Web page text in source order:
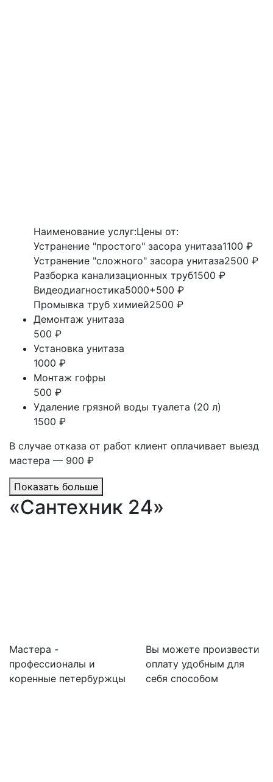
Наименование услуг:Цены от:
Устранение "простого" засора унитаза1100 ₽
Устранение "сложного" засора унитаза2500 ₽
Разборка канализационных труб1500 ₽
Видеодиагностика5000+500 ₽
Промывка труб химией2500 ₽
Демонтаж унитаза
500 ₽
Установка унитаза
1000 ₽
Монтаж гофры
500 ₽
Удаление грязной воды туалета (20 л)
1500 ₽
В случае отказа от работ клиент оплачивает выезд
мастера — 900 ₽
Показать больше
«Сантехник 24»
Мастера -
профессионалы и
коренные петербуржцы
Вы можете произвести
оплату удобным для
себя способом